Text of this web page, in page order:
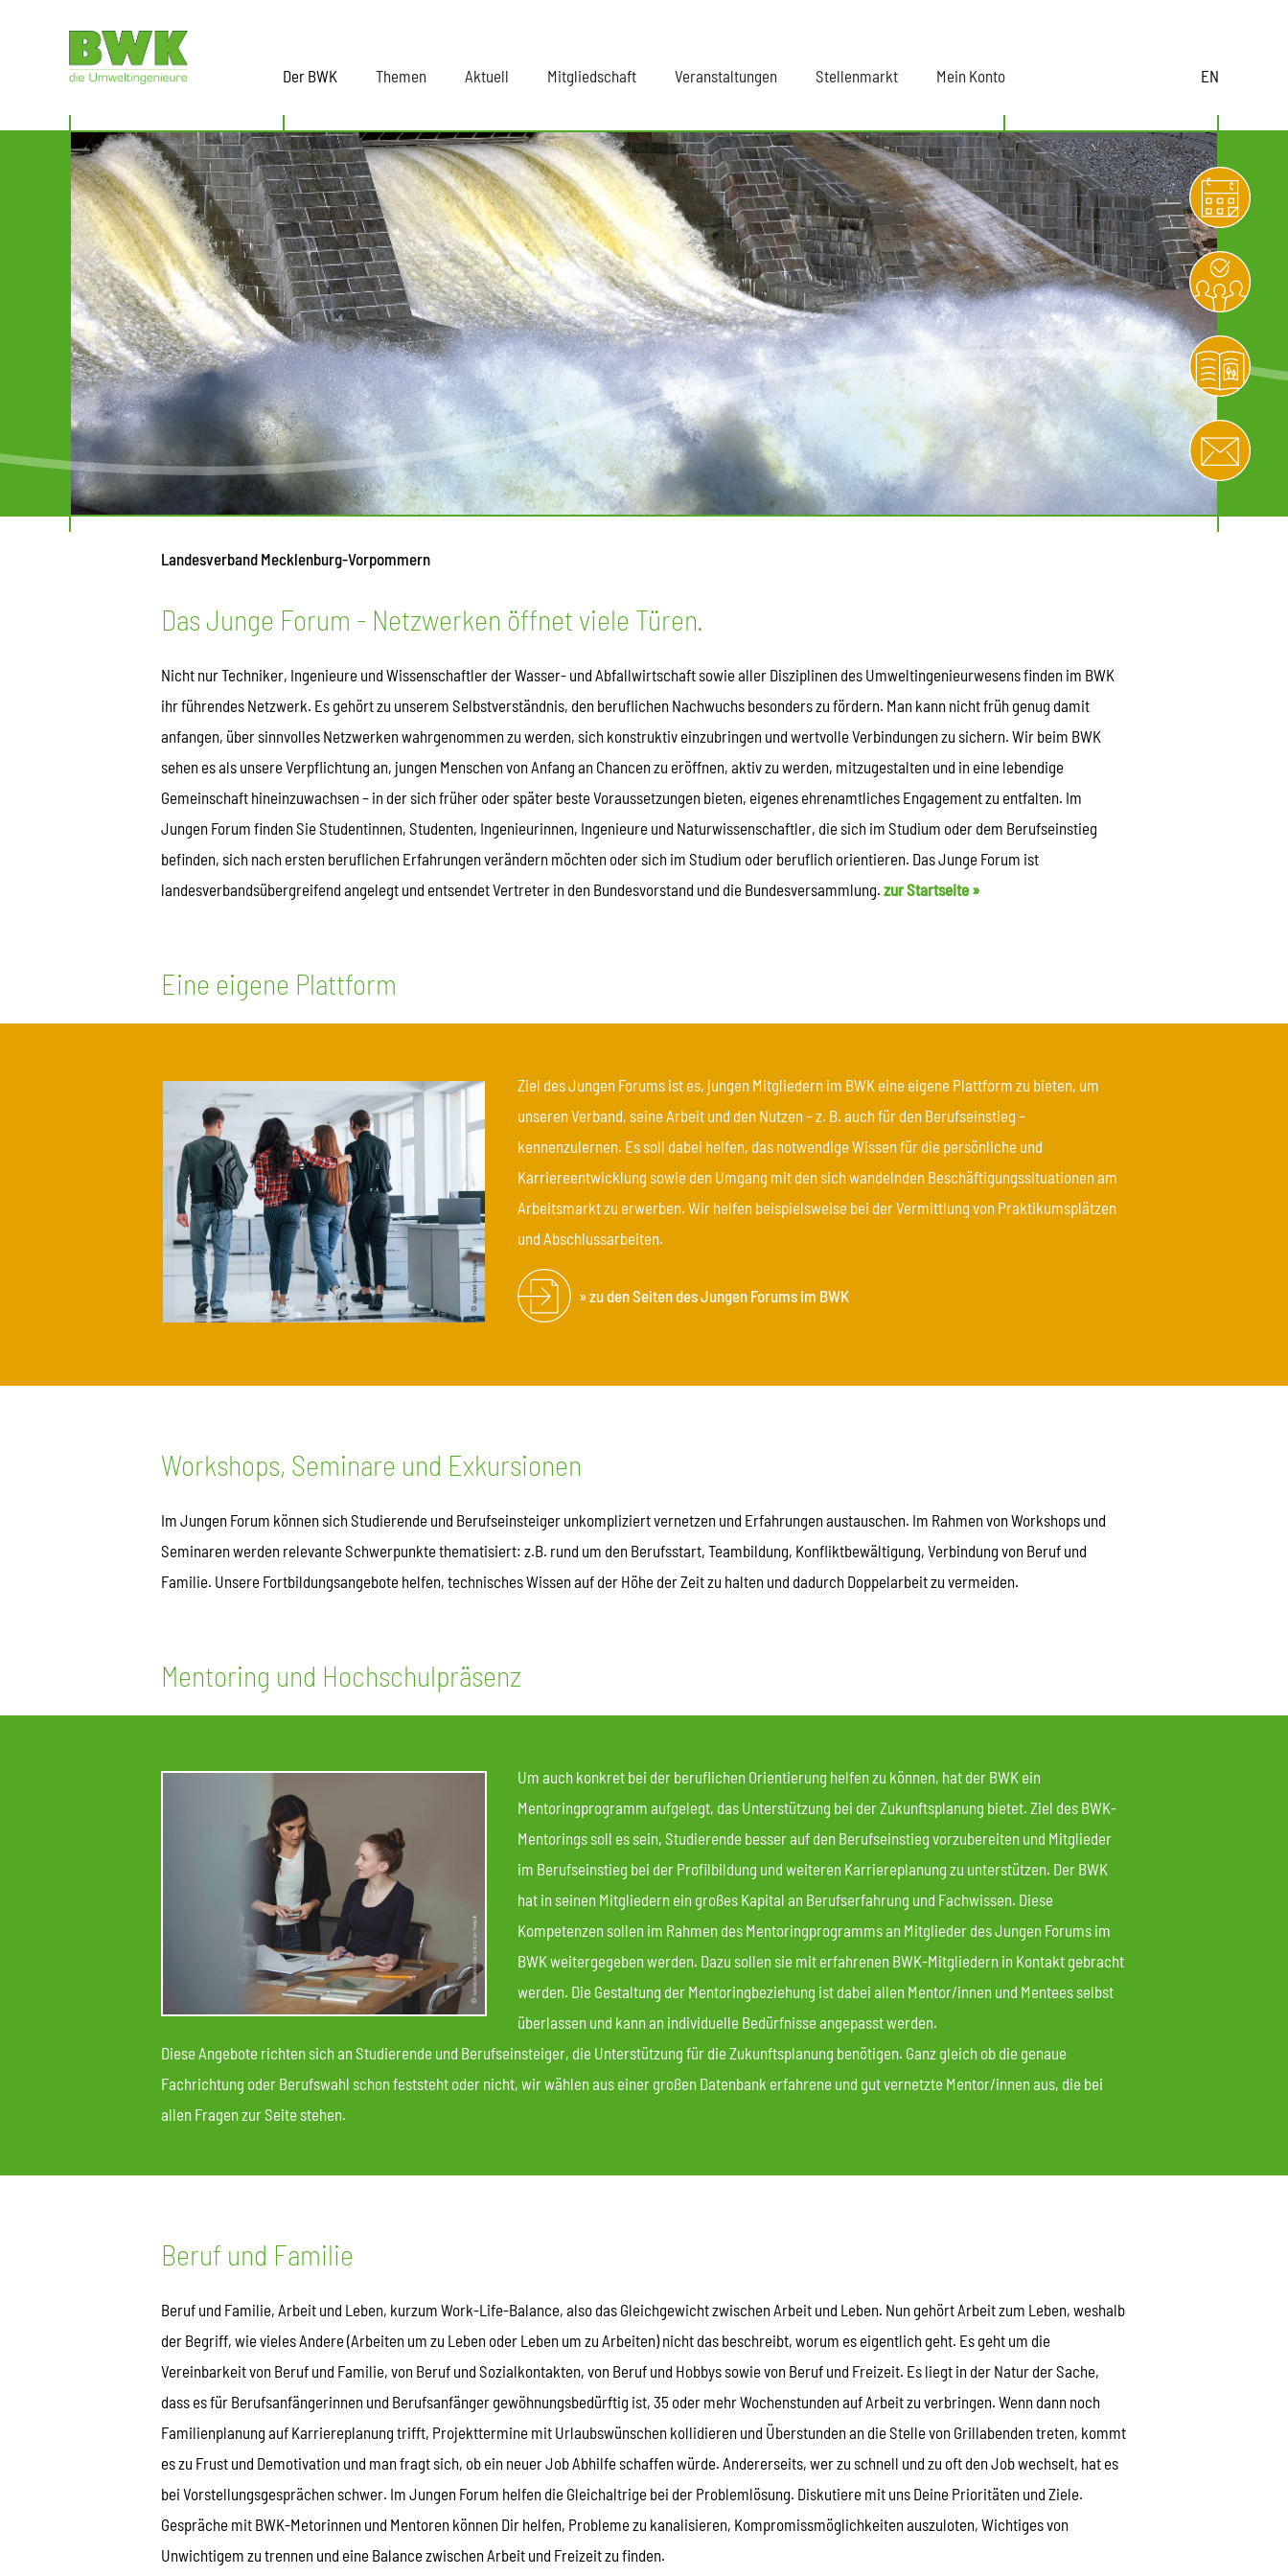
Der BWK Themen Aktuell Mitgliedschaft Veranstaltungen Stellenmarkt Mein Konto EN
Landesverband Mecklenburg-Vorpommern
Das Junge Forum - Netzwerken öffnet viele Türen.
Nicht nur Techniker, Ingenieure und Wissenschaftler der Wasser- und Abfallwirtschaft sowie aller Disziplinen des Umweltingenieurwesens finden im BWK
ihr führendes Netzwerk. Es gehört zu unserem Selbstverständnis, den beruflichen Nachwuchs besonders zu fördern. Man kann nicht früh genug damit
anfangen, über sinnvolles Netzwerken wahrgenommen zu werden, sich konstruktiv einzubringen und wertvolle Verbindungen zu sichern. Wir beim BWK
sehen es als unsere Verpflichtung an, jungen Menschen von Anfang an Chancen zu eröffnen, aktiv zu werden, mitzugestalten und in eine lebendige
Gemeinschaft hineinzuwachsen – in der sich früher oder später beste Voraussetzungen bieten, eigenes ehrenamtliches Engagement zu entfalten. Im
Jungen Forum finden Sie Studentinnen, Studenten, Ingenieurinnen, Ingenieure und Naturwissenschaftler, die sich im Studium oder dem Berufseinstieg
befinden, sich nach ersten beruflichen Erfahrungen verändern möchten oder sich im Studium oder beruflich orientieren. Das Junge Forum ist
landesverbandsübergreifend angelegt und entsendet Vertreter in den Bundesvorstand und die Bundesversammlung. zur Startseite »
Eine eigene Plattform
Ziel des Jungen Forums ist es, jungen Mitgliedern im BWK eine eigene Plattform zu bieten, um
unseren Verband, seine Arbeit und den Nutzen – z. B. auch für den Berufseinstieg –
kennenzulernen. Es soll dabei helfen, das notwendige Wissen für die persönliche und
Karriereentwicklung sowie den Umgang mit den sich wandelnden Beschäftigungssituationen am
Arbeitsmarkt zu erwerben. Wir helfen beispielsweise bei der Vermittlung von Praktikumsplätzen
und Abschlussarbeiten.
zu den Seiten des Jungen Forums im BWK
Workshops, Seminare und Exkursionen
Im Jungen Forum können sich Studierende und Berufseinsteiger unkompliziert vernetzen und Erfahrungen austauschen. Im Rahmen von Workshops und
Seminaren werden relevante Schwerpunkte thematisiert: z.B. rund um den Berufsstart, Teambildung, Konfliktbewältigung, Verbindung von Beruf und
Familie. Unsere Fortbildungsangebote helfen, technisches Wissen auf der Höhe der Zeit zu halten und dadurch Doppelarbeit zu vermeiden.
Mentoring und Hochschulpräsenz
Um auch konkret bei der beruflichen Orientierung helfen zu können, hat der BWK ein
Mentoringprogramm aufgelegt, das Unterstützung bei der Zukunftsplanung bietet. Ziel des BWK-
Mentorings soll es sein, Studierende besser auf den Berufseinstieg vorzubereiten und Mitglieder
im Berufseinstieg bei der Profilbildung und weiteren Karriereplanung zu unterstützen. Der BWK
hat in seinen Mitgliedern ein großes Kapital an Berufserfahrung und Fachwissen. Diese
Kompetenzen sollen im Rahmen des Mentoringprogramms an Mitglieder des Jungen Forums im
BWK weitergegeben werden. Dazu sollen sie mit erfahrenen BWK-Mitgliedern in Kontakt gebracht
werden. Die Gestaltung der Mentoringbeziehung ist dabei allen Mentor/innen und Mentees selbst
überlassen und kann an individuelle Bedürfnisse angepasst werden.
Diese Angebote richten sich an Studierende und Berufseinsteiger, die Unterstützung für die Zukunftsplanung benötigen. Ganz gleich ob die genaue
Fachrichtung oder Berufswahl schon feststeht oder nicht, wir wählen aus einer großen Datenbank erfahrene und gut vernetzte Mentor/innen aus, die bei
allen Fragen zur Seite stehen.
Beruf und Familie
Beruf und Familie, Arbeit und Leben, kurzum Work-Life-Balance, also das Gleichgewicht zwischen Arbeit und Leben. Nun gehört Arbeit zum Leben, weshalb
der Begriff, wie vieles Andere (Arbeiten um zu Leben oder Leben um zu Arbeiten) nicht das beschreibt, worum es eigentlich geht. Es geht um die
Vereinbarkeit von Beruf und Familie, von Beruf und Sozialkontakten, von Beruf und Hobbys sowie von Beruf und Freizeit. Es liegt in der Natur der Sache,
dass es für Berufsanfängerinnen und Berufsanfänger gewöhnungsbedürftig ist, 35 oder mehr Wochenstunden auf Arbeit zu verbringen. Wenn dann noch
Familienplanung auf Karriereplanung trifft, Projekttermine mit Urlaubswünschen kollidieren und Überstunden an die Stelle von Grillabenden treten, kommt
es zu Frust und Demotivation und man fragt sich, ob ein neuer Job Abhilfe schaffen würde. Andererseits, wer zu schnell und zu oft den Job wechselt, hat es
bei Vorstellungsgesprächen schwer. Im Jungen Forum helfen die Gleichaltrige bei der Problemlösung. Diskutiere mit uns Deine Prioritäten und Ziele.
Gespräche mit BWK-Metorinnen und Mentoren können Dir helfen, Probleme zu kanalisieren, Kompromissmöglichkeiten auszuloten, Wichtiges von
Unwichtigem zu trennen und eine Balance zwischen Arbeit und Freizeit zu finden.